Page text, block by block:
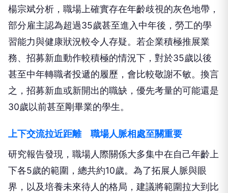
楊宗斌分析，職場上確實存在年齡歧視的灰色地帶，
部分雇主認為超過35歲甚至進入中年後，勞工的學
習能力與健康狀況較令人存疑。若企業積極推展業
務、招募新血動作較積極的情況下，對於35歲以後
甚至中年轉職者投遞的履歷，會比較敬謝不敏。換言
之，招募新血或新開出的職缺，優先考量的可能還是
30歲以前甚至剛畢業的學生。
上下交流拉近距離 職場人脈相處至關重要
研究報告發現，職場人際關係大多集中在自己年齡上
下各5歲的範圍，總共約10歲。為了拓展人脈與眼
界，以及培養未來待人的格局，建議將範圍拉大到比